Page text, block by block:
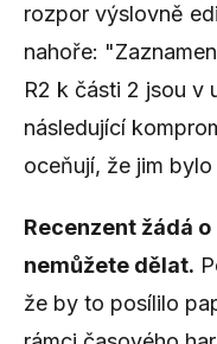
rozpor výslovně
nahoře:
R2 k části 2 jsou v
následující
oceňují, že jim
Recenzent žádá
nemůžete dělat.
že by to posílilo